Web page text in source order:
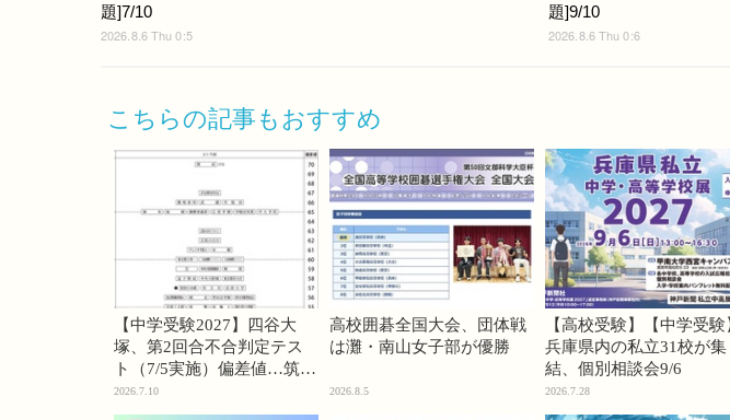
題]7/10
2026.8.6 Thu 0:5
題]9/10
2026.8.6 Thu 0:6
こちらの記事もおすすめ
【中学受験2027】四谷大
塚、第2回合不合判定テス
ト（7/5実施）偏差値…筑駒
74・桜蔭70＜PR＞
2026.7.10
高校囲碁全国大会、団体戦
は灘・南山女子部が優勝
2026.8.5
【高校受験】【中学受験
兵庫県内の私立31校が集
結、個別相談会9/6
2026.7.28